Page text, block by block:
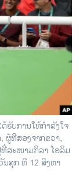
ຮັບການໃຫ້ກຳລັງໃຈ
ຜູ້ທີສອງຈາກຂວາ,
ສະໜາມກິລາ ໂອລິມ
ນສຸກ ທີ 12 ສິງຫາ